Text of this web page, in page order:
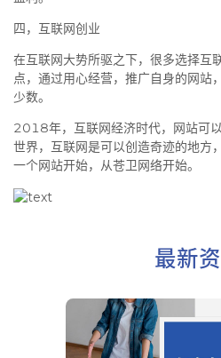
四，互联网创业
在互联网大势所驱之下，很多选择互
点，通过用心经营，推广自身的网站
少数。
2018年，互联网经济时代，网站可
世界，互联网是可以创造奇迹的地方
一个网站开始，从苍卫网络开始。
最新